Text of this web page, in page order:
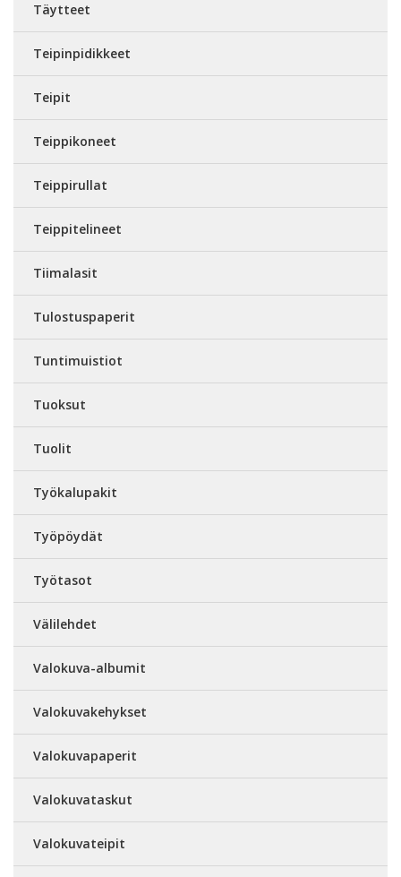
Täytteet
Teipinpidikkeet
Teipit
Teippikoneet
Teippirullat
Teippitelineet
Tiimalasit
Tulostuspaperit
Tuntimuistiot
Tuoksut
Tuolit
Työkalupakit
Työpöydät
Työtasot
Välilehdet
Valokuva-albumit
Valokuvakehykset
Valokuvapaperit
Valokuvataskut
Valokuvateipit